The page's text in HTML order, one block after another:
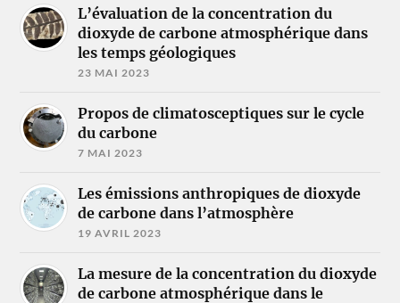
L’évaluation de la concentration du
dioxyde de carbone atmosphérique dans
les temps géologiques
23 MAI 2023
Propos de climatosceptiques sur le cycle
du carbone
7 MAI 2023
Les émissions anthropiques de dioxyde
de carbone dans l’atmosphère
19 AVRIL 2023
La mesure de la concentration du dioxyde
de carbone atmosphérique dans le